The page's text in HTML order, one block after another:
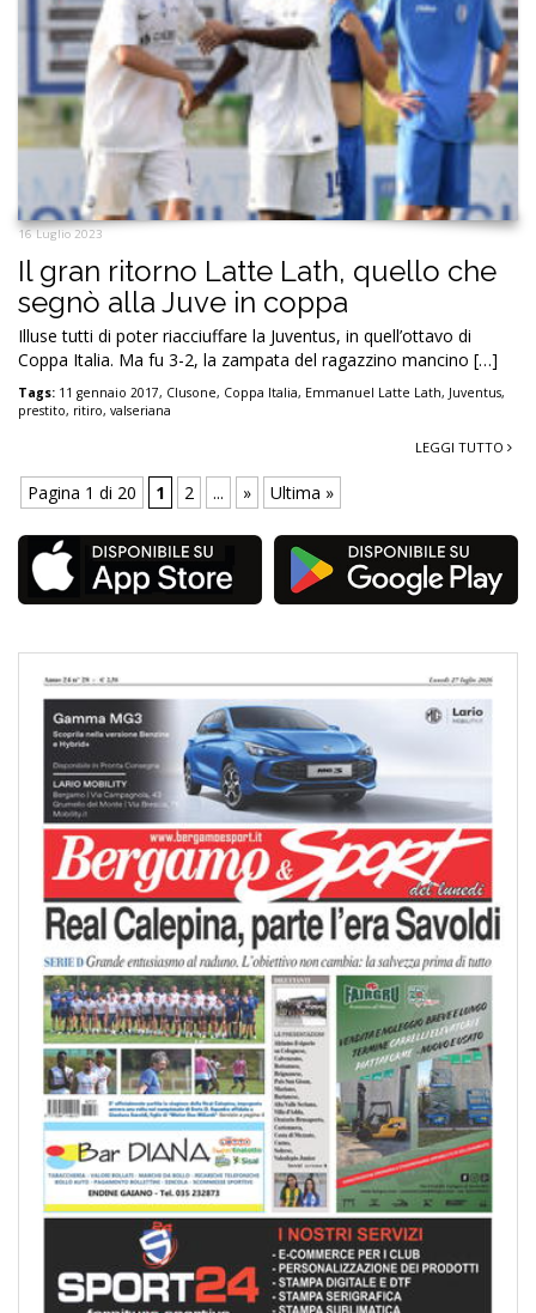
16 Luglio 2023
Il gran ritorno Latte Lath, quello che
segnò alla Juve in coppa
Illuse tutti di poter riacciuffare la Juventus, in quell’ottavo di
Coppa Italia. Ma fu 3-2, la zampata del ragazzino mancino […]
Tags: 11 gennaio 2017, Clusone, Coppa Italia, Emmanuel Latte Lath, Juventus,
prestito, ritiro, valseriana
LEGGI TUTTO
Pagina 1 di 20 1 2 ... » Ultima »